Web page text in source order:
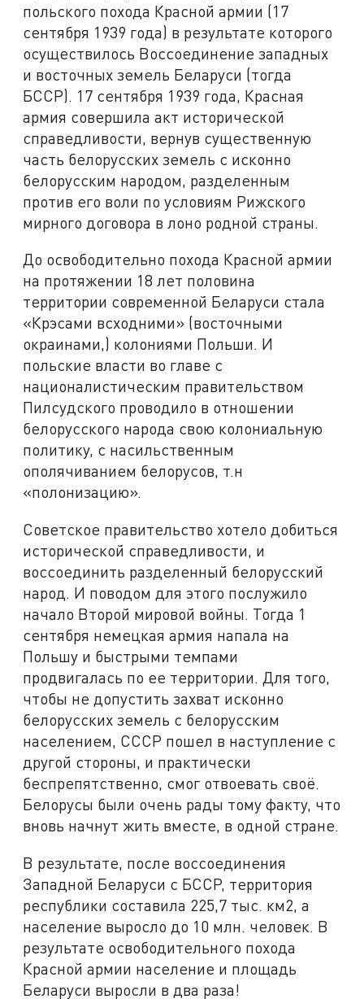
польского похода Красной армии (17
сентября 1939 года) в результате которого
осуществилось Воссоединение западных
и восточных земель Беларуси (тогда
БССР). 17 сентября 1939 года, Красная
армия совершила акт исторической
справедливости, вернув существенную
часть белорусских земель с исконно
белорусским народом, разделенным
против его воли по условиям Рижского
мирного договора в лоно родной страны.
До освободительно похода Красной армии
на протяжении 18 лет половина
территории современной Беларуси стала
«Крэсами всходними» (восточными
окраинами,) колониями Польши. И
польские власти во главе с
националистическим правительством
Пилсудского проводило в отношении
белорусского народа свою колониальную
политику, с насильственным
ополячиванием белорусов, т.н
«полонизацию».
Советское правительство хотело добиться
исторической справедливости, и
воссоединить разделенный белорусский
народ. И поводом для этого послужило
начало Второй мировой войны. Тогда 1
сентября немецкая армия напала на
Польшу и быстрыми темпами
продвигалась по ее территории. Для того,
чтобы не допустить захват исконно
белорусских земель с белорусским
населением, СССР пошел в наступление с
другой стороны, и практически
беспрепятственно, смог отвоевать своё.
Белорусы были очень рады тому факту, что
вновь начнут жить вместе, в одной стране.
В результате, после воссоединения
Западной Беларуси с БССР, территория
республики составила 225,7 тыс. км2, а
население выросло до 10 млн. человек. В
результате освободительного похода
Красной армии население и площадь
Беларуси выросли в два раза!